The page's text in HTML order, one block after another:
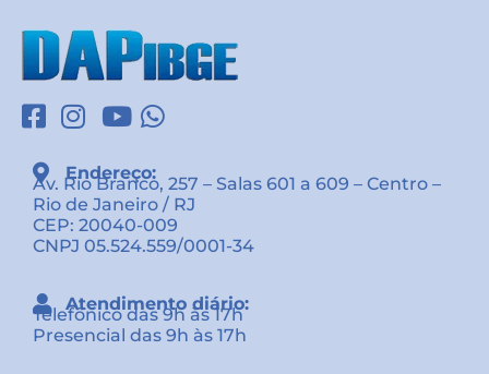
Endereço:
Av. Rio Branco, 257 – Salas 601 a 609 – Centro –
Rio de Janeiro / RJ
CEP: 20040-009
CNPJ 05.524.559/0001-34
Atendimento diário:
Telefônico das 9h às 17h
Presencial das 9h às 17h